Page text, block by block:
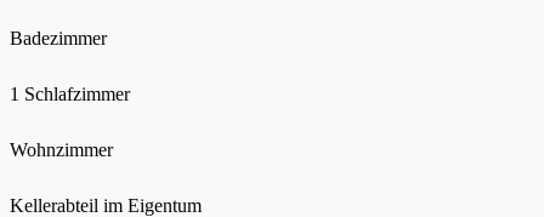
Badezimmer
1 Schlafzimmer
Wohnzimmer
Kellerabteil im Eigentum